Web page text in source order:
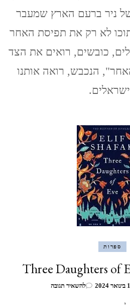
ב"שני
נערים
באמצע
–
הפליטים
ניר ברעם הארץ שמעבר
לא רק את תפיסת האחר
כובשים, רואים את הצד
הנכבש, רואה אותנו
ספרות
Three Daughters of
להשאיר תגובהבנושא